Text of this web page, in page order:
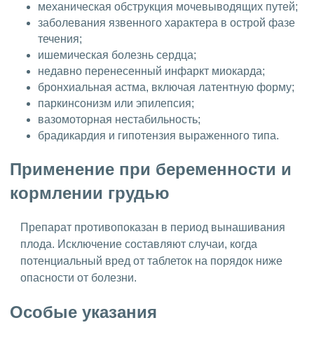
механическая обструкция мочевыводящих путей;
заболевания язвенного характера в острой фазе
течения;
ишемическая болезнь сердца;
недавно перенесенный инфаркт миокарда;
бронхиальная астма, включая латентную форму;
паркинсонизм или эпилепсия;
вазомоторная нестабильность;
брадикардия и гипотензия выраженного типа.
Применение при беременности и
кормлении грудью
Препарат противопоказан в период вынашивания
плода. Исключение составляют случаи, когда
потенциальный вред от таблеток на порядок ниже
опасности от болезни.
Особые указания